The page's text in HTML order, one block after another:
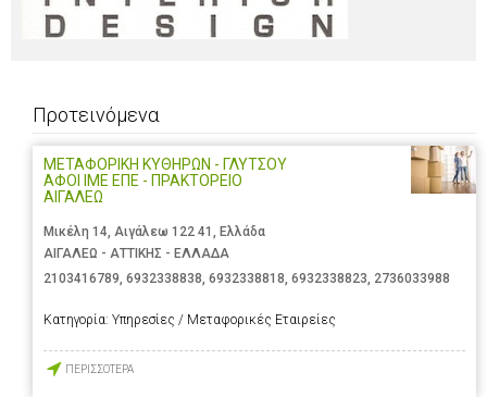
Προτεινόμενα
ΜΕΤΑΦΟΡΙΚΗ ΚΥΘΗΡΩΝ - ΓΛΥΤΣΟΥ
ΑΦΟΙ ΙΜΕ ΕΠΕ - ΠΡΑΚΤΟΡΕΙΟ
ΑΙΓΑΛΕΩ
Μικέλη 14, Αιγάλεω 122 41, Ελλάδα
ΑΙΓΑΛΕΩ - ΑΤΤΙΚΗΣ - ΕΛΛΑΔΑ
2103416789, 6932338838, 6932338818, 6932338823, 2736033988
Κατηγορία: Υπηρεσίες / Μεταφορικές Εταιρείες
ΠΕΡΙΣΣΟΤΕΡΑ